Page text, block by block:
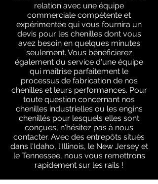
relation avec une équipe
commerciale compétente et
expérimentée qui vous fournira un
devis pour les chenilles dont vous
avez besoin en quelques minutes
seulement. Vous bénéficierez
également du service d'une équipe
qui maîtrise parfaitement le
processus de fabrication de nos
chenilles et leurs performances. Pour
toute question concernant nos
chenilles industrielles ou les engins
chenillés pour lesquels elles sont
conçues, n'hésitez pas à nous
contacter. Avec des entrepôts situés
dans l'Idaho, l'Illinois, le New Jersey et
le Tennessee, nous vous remettrons
rapidement sur les rails !